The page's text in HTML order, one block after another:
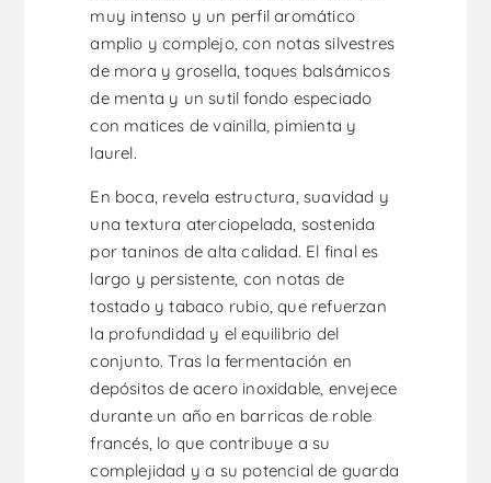
muy intenso y un perfil aromático
amplio y complejo, con notas silvestres
de mora y grosella, toques balsámicos
de menta y un sutil fondo especiado
con matices de vainilla, pimienta y
laurel.
En boca, revela estructura, suavidad y
una textura aterciopelada, sostenida
por taninos de alta calidad. El final es
largo y persistente, con notas de
tostado y tabaco rubio, que refuerzan
la profundidad y el equilibrio del
conjunto. Tras la fermentación en
depósitos de acero inoxidable, envejece
durante un año en barricas de roble
francés, lo que contribuye a su
complejidad y a su potencial de guarda